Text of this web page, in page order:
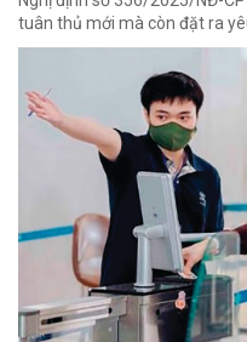
tuân thủ mới mà còn đặt ra